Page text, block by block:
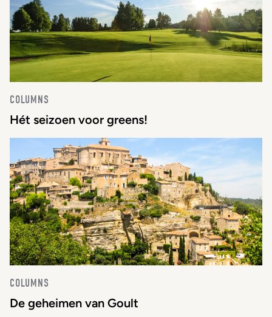
COLUMNS
Hét seizoen voor greens!
COLUMNS
De geheimen van Goult